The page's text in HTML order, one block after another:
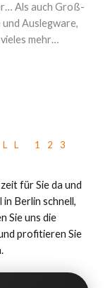
Als auch Groß-
und Auslegware,
mehr…
123
für Sie da und
Berlin schnell,
Sie uns die
profitieren Sie